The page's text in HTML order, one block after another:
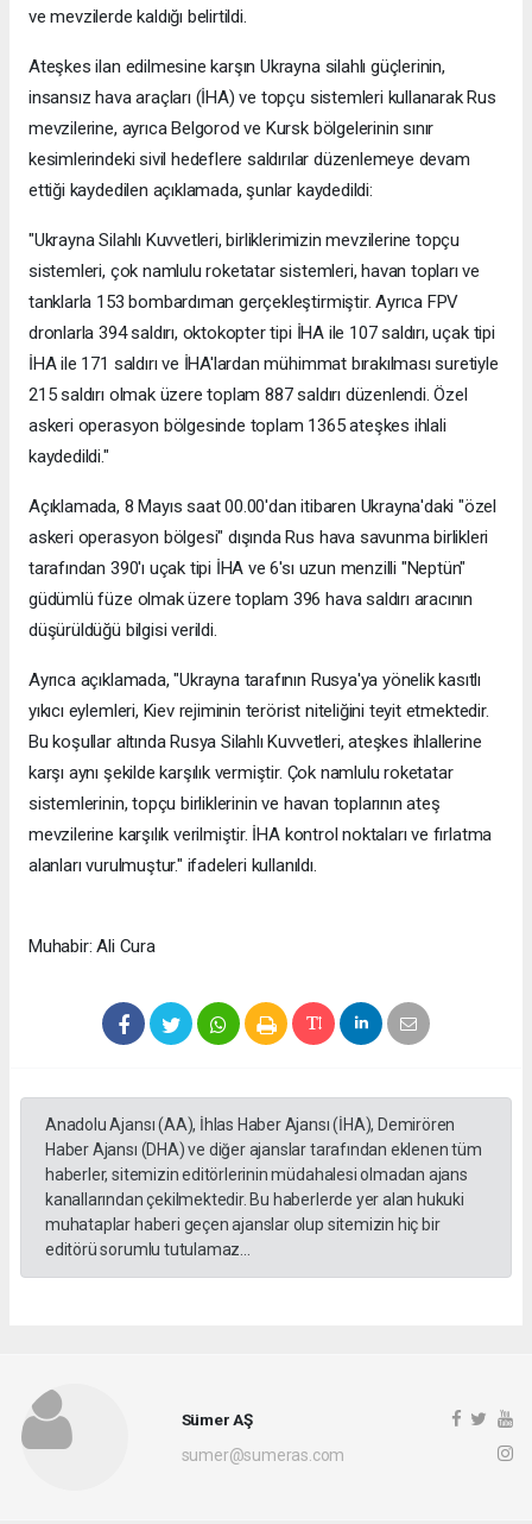
ve mevzilerde kaldığı belirtildi.
Ateşkes ilan edilmesine karşın Ukrayna silahlı güçlerinin,
insansız hava araçları (İHA) ve topçu sistemleri kullanarak Rus
mevzilerine, ayrıca Belgorod ve Kursk bölgelerinin sınır
kesimlerindeki sivil hedeflere saldırılar düzenlemeye devam
ettiği kaydedilen açıklamada, şunlar kaydedildi:
"Ukrayna Silahlı Kuvvetleri, birliklerimizin mevzilerine topçu
sistemleri, çok namlulu roketatar sistemleri, havan topları ve
tanklarla 153 bombardıman gerçekleştirmiştir. Ayrıca FPV
dronlarla 394 saldırı, oktokopter tipi İHA ile 107 saldırı, uçak tipi
İHA ile 171 saldırı ve İHA'lardan mühimmat bırakılması suretiyle
215 saldırı olmak üzere toplam 887 saldırı düzenlendi. Özel
askeri operasyon bölgesinde toplam 1365 ateşkes ihlali
kaydedildi."
Açıklamada, 8 Mayıs saat 00.00'dan itibaren Ukrayna'daki "özel
askeri operasyon bölgesi" dışında Rus hava savunma birlikleri
tarafından 390'ı uçak tipi İHA ve 6'sı uzun menzilli "Neptün"
güdümlü füze olmak üzere toplam 396 hava saldırı aracının
düşürüldüğü bilgisi verildi.
Ayrıca açıklamada, "Ukrayna tarafının Rusya'ya yönelik kasıtlı
yıkıcı eylemleri, Kiev rejiminin terörist niteliğini teyit etmektedir.
Bu koşullar altında Rusya Silahlı Kuvvetleri, ateşkes ihlallerine
karşı aynı şekilde karşılık vermiştir. Çok namlulu roketatar
sistemlerinin, topçu birliklerinin ve havan toplarının ateş
mevzilerine karşılık verilmiştir. İHA kontrol noktaları ve fırlatma
alanları vurulmuştur." ifadeleri kullanıldı.
Muhabir: Ali Cura
Anadolu Ajansı (AA), İhlas Haber Ajansı (İHA), Demirören
Haber Ajansı (DHA) ve diğer ajanslar tarafından eklenen tüm
haberler, sitemizin editörlerinin müdahalesi olmadan ajans
kanallarından çekilmektedir. Bu haberlerde yer alan hukuki
muhataplar haberi geçen ajanslar olup sitemizin hiç bir
editörü sorumlu tutulamaz...
Sümer AŞ
sumer@sumeras.com